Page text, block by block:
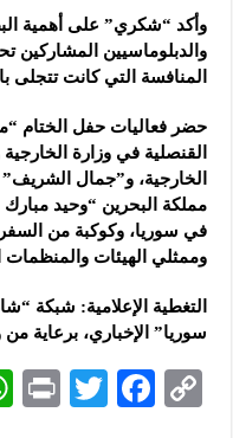
وأكد “شكري” على أهمية
والدبلوماسيين
المنافسة التي كانت تتجلى
حضر فعاليات حفل الختام
القنصلية في وزارة
الخارجية، و”جمال
مملكة البحرين “وحيد
في سوريا، وكوكبة من
وممثلي الهيئات
التغطية الإعلامية: شبكة
سوريا” الإخباري، برعاية
C
F
T